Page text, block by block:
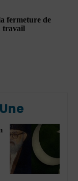
fermeture de
travail